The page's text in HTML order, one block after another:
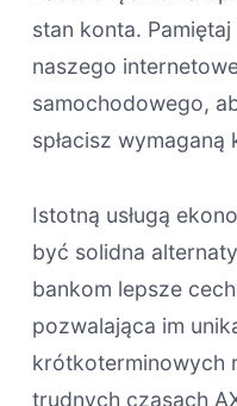
stan konta.
naszego
samochodowego,
spłacisz wymaganą
Istotną usługą
być solidna
bankom lepsze
pozwalająca im
krótkoterminowych
trudnych czasach